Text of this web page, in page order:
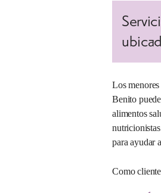
Los menores
Benito
alimentos
para ayudar
Como